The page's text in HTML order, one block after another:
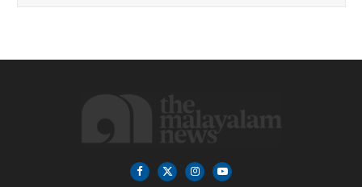
Facebook
X
InstagramYouTube